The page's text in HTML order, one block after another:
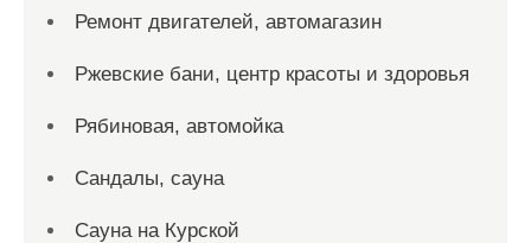
Ремонт двигателей, автомагазин
Ржевские бани, центр красоты и здоровья
Рябиновая, автомойка
Сандалы, сауна
Сауна на Курской